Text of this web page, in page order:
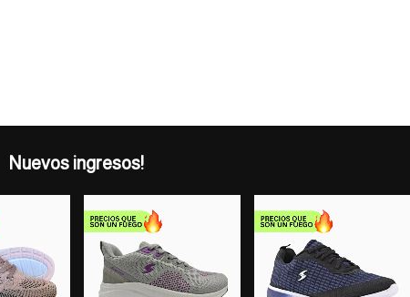
Nuevos ingresos!